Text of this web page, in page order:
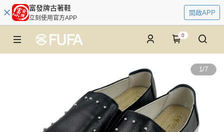
富發牌古著鞋
立刻使用官方APP
開啟APP
0
1/7